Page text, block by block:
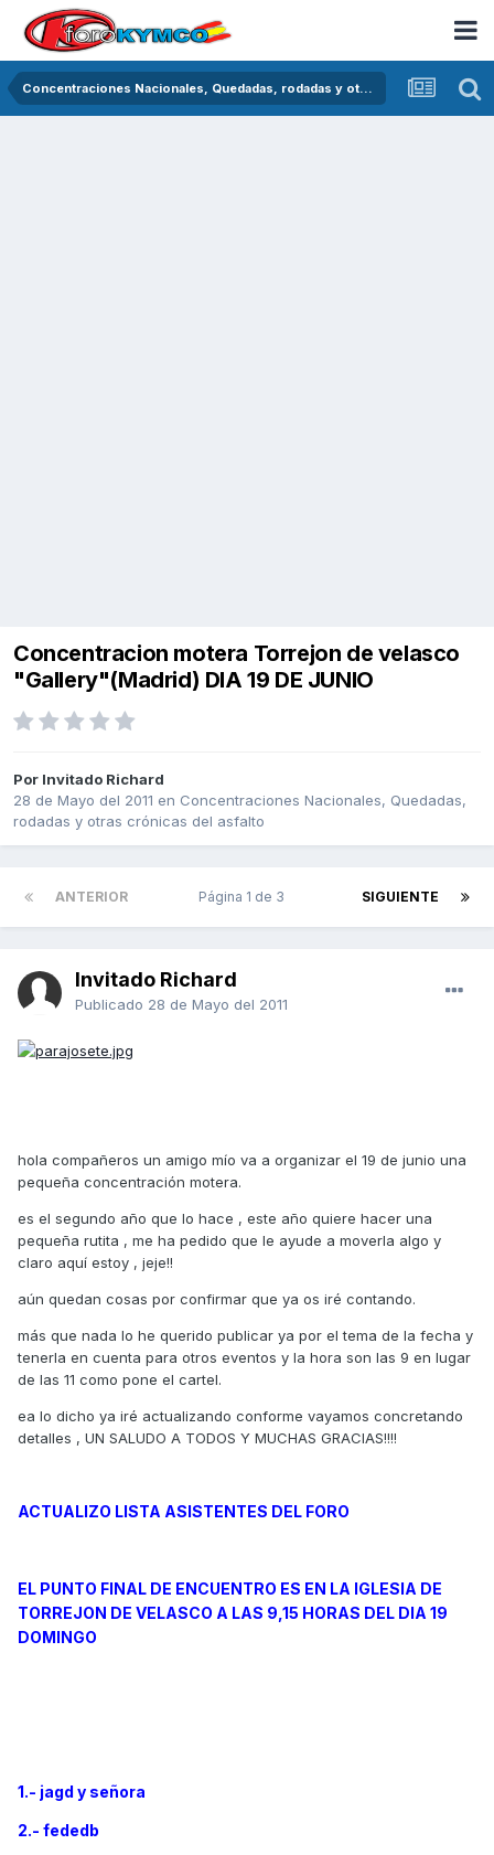
Concentraciones Nacionales, Quedadas, rodadas y otras crónicas del asfalto
Concentracion motera Torrejon de velasco
"Gallery"(Madrid) DIA 19 DE JUNIO
Por Invitado Richard
28 de Mayo del 2011 en Concentraciones Nacionales, Quedadas,
rodadas y otras crónicas del asfalto
ANTERIOR SIGUIENTE
Página 1 de 3
Invitado Richard
Publicado 28 de Mayo del 2011
hola compañeros un amigo mío va a organizar el 19 de junio una
pequeña concentración motera.
es el segundo año que lo hace , este año quiere hacer una
pequeña rutita , me ha pedido que le ayude a moverla algo y
claro aquí estoy , jeje!!
aún quedan cosas por confirmar que ya os iré contando.
más que nada lo he querido publicar ya por el tema de la fecha y
tenerla en cuenta para otros eventos y la hora son las 9 en lugar
de las 11 como pone el cartel.
ea lo dicho ya iré actualizando conforme vayamos concretando
detalles , UN SALUDO A TODOS Y MUCHAS GRACIAS!!!!
ACTUALIZO LISTA ASISTENTES DEL FORO
EL PUNTO FINAL DE ENCUENTRO ES EN LA IGLESIA DE
TORREJON DE VELASCO A LAS 9,15 HORAS DEL DIA 19
DOMINGO
1.- jagd y señora
2.- fededb